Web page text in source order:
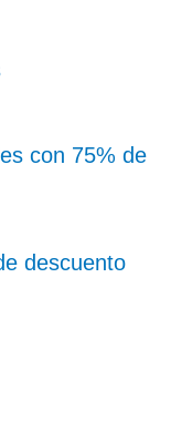
con 75% de
descuento